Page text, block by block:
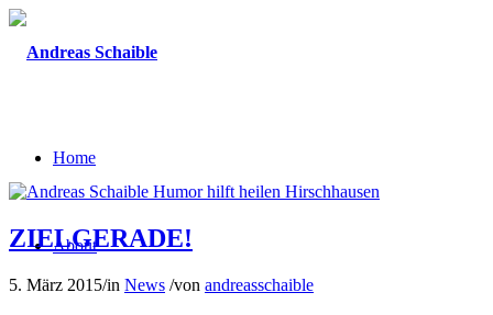
Home
About
ZIELGERADE!
5. März 2015/in News /von andreasschaible